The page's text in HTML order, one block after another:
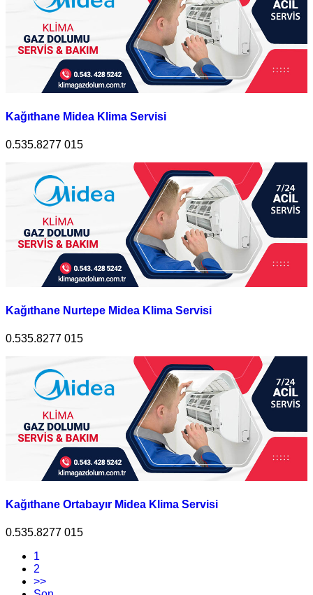
Kağıthane Midea Klima Servisi
0.535.8277 015
Kağıthane Nurtepe Midea Klima Servisi
0.535.8277 015
Kağıthane Ortabayır Midea Klima Servisi
0.535.8277 015
1
2
>>